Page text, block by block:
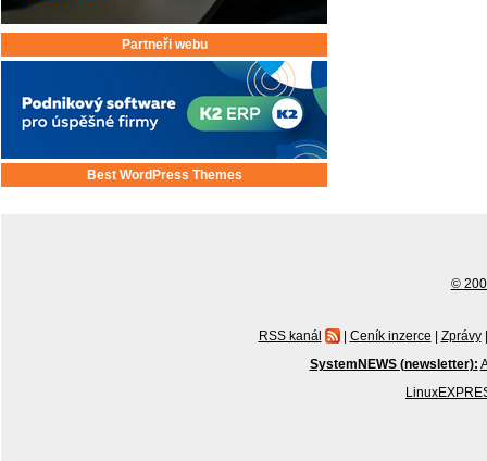
Partneři webu
Best WordPress Themes
©
RSS kanál | Ceník inzerce | Zprávy |
SystemNEWS (newsletter):